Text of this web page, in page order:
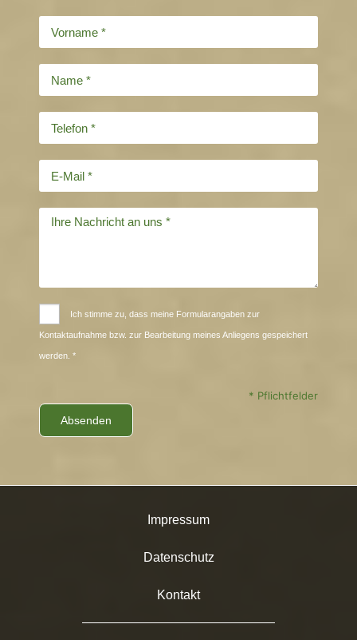
Ich stimme zu, dass meine Formularangaben zur
Kontaktaufnahme bzw. zur Bearbeitung meines Anliegens gespeichert
werden. *
* Pflichtfelder
Impressum
Datenschutz
Kontakt